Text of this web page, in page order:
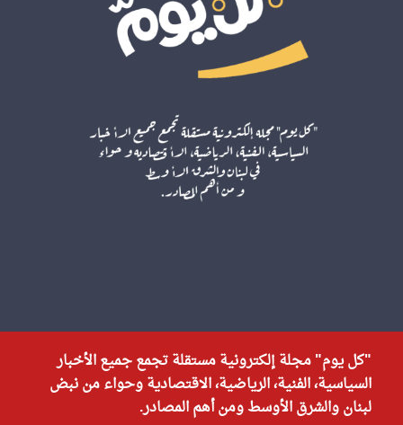
"كل يوم" مجلة إلكترونية مستقلة تجمع جميع الأخبار
السياسية، الفنية، الرياضية، الاقتصادية وحواء من نبض
لبنان والشرق الأوسط ومن أهم المصادر.